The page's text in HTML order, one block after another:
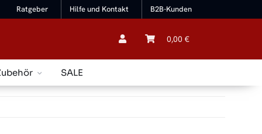
Ratgeber Hilfe und Kontakt B2B-Kunden
0,00 €
SALE